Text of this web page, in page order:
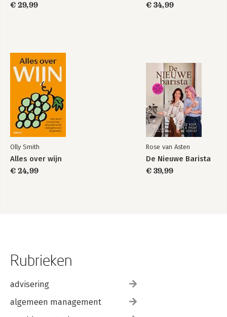
€ 29,99
€ 34,99
Olly Smith
Alles over wijn
€ 24,99
Rose van Asten
De Nieuwe Barista
€ 39,99
Rubrieken
advisering
algemeen management